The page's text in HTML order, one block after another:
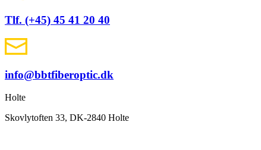
Tlf. (+45) 45 41 20 40
info@bbtfiberoptic.dk
Holte
Skovlytoften 33, DK-2840 Holte